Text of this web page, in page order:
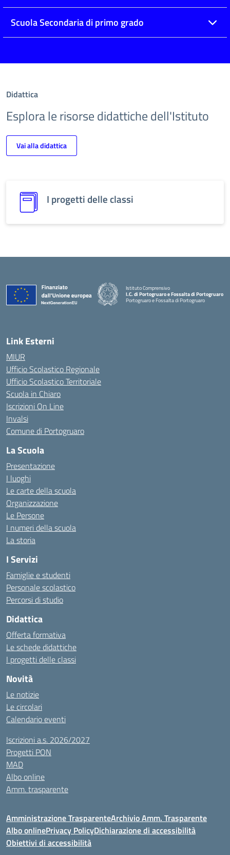
Scuola Secondaria di primo grado
Didattica
Esplora le risorse didattiche dell'Istituto
Vai alla didattica
I progetti delle classi
Istituto Comprensivo
I.C. di Portogruaro e Fossalta di Portogruaro
Portogruaro e Fossalta di Portogruaro
Link Esterni
MIUR
Ufficio Scolastico Regionale
Ufficio Scolastico Territoriale
Scuola in Chiaro
Iscrizioni On Line
Invalsi
Comune di Portogruaro
La Scuola
Presentazione
I luoghi
Le carte della scuola
Organizzazione
Le Persone
I numeri della scuola
La storia
I Servizi
Famiglie e studenti
Personale scolastico
Percorsi di studio
Didattica
Offerta formativa
Le schede didattiche
I progetti delle classi
Novità
Le notizie
Le circolari
Calendario eventi
Iscrizioni a.s. 2026/2027
Progetti PON
MAD
Albo online
Amm. trasparente
Amministrazione TrasparenteArchivio Amm. Trasparente
Albo onlinePrivacy PolicyDichiarazione di accessibilità
Obiettivi di accessibilità